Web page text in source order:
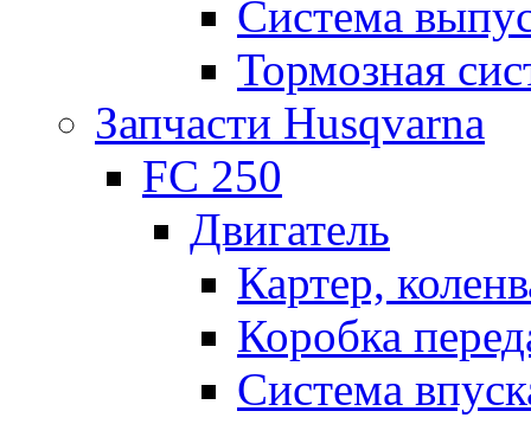
Система
Тормозная
Запчасти Husqvarna
FC 250
Двигатель
Картер,
Коробка
Система